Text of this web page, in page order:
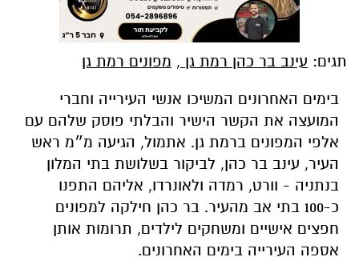
תגים: עינב בר כהן רמת גן , מפונים רמת גן
בימים האחרונים המשיכו אנשי העירייה וחברי
המועצה את הקשר הישיר והבלתי פוסק שלהם עם
אלפי המפונים ברמת גן. אתמול, הגיעה מ״מ ראש
העיר, עינב בר כהן, לביקור בשלושת בתי המלון
בנתניה - וורט, רמדה ולאונרדו, אליהם התפנו
כ-100 בתי אב מהעיר. בר כהן חילקה למפונים
חפצים אישיים ומשחקים לילדים, תרומות אותן
אספה העירייה בימים האחרונים.